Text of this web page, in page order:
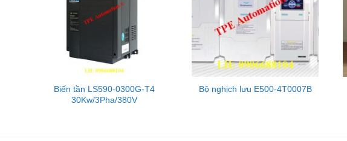
Biến tần LS590-0300G-T4
30Kw/3Pha/380V
Bộ nghịch lưu E500-4T0007B